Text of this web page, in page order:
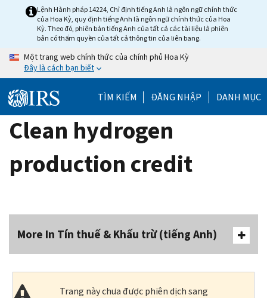
Lệnh Hành pháp 14224, Chỉ định tiếng Anh là ngôn ngữ chính thức
của Hoa Kỳ, quy định tiếng Anh là ngôn ngữ chính thức của Hoa
Kỳ. Theo đó, phiên bản tiếng Anh của tất cả các tài liệu là phiên
bản có thẩm quyền của tất cả thông tin của liên bang.
Một trang web chính thức của chính phủ Hoa Kỳ
Đây là cách bạn biết
TÌM KIẾM ĐĂNG NHẬP DANH MỤC
Clean hydrogen
production credit
More In Tín thuế & Khấu trừ (tiếng Anh)
Trang này chưa được phiên dịch sang